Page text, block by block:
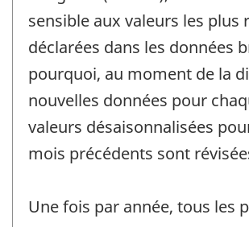
sensible aux valeurs les plus
déclarées dans les données
pourquoi, au moment de la
nouvelles données pour
valeurs désaisonnalisées
mois précédents sont
Une fois par année, tous les